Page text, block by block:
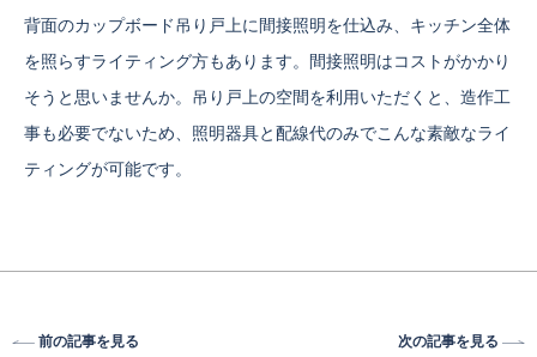
背面のカップボード吊り戸上に間接照明を仕込み、キッチン全体
を照らすライティング方もあります。間接照明はコストがかかり
そうと思いませんか。吊り戸上の空間を利用いただくと、造作工
事も必要でないため、照明器具と配線代のみでこんな素敵なライ
ティングが可能です。
前の記事を見る 次の記事を見る